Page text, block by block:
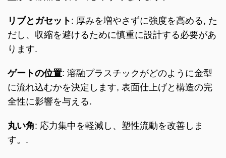
リブとガセット : 厚みを増やさずに強度を高める, た
だし、収縮を避けるために慎重に設計する必要があ
ります.
ゲートの位置: 溶融プラスチックがどのように金型
に流れ込むかを決定します, 表面仕上げと構造の完
全性に影響を与える.
丸い角: 応力集中を軽減し、塑性流動を改善しま
す。.